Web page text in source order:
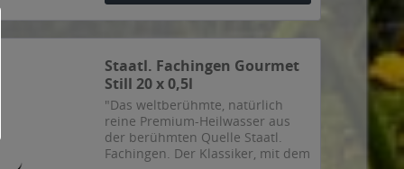
Staatl. Fachingen Gourmet
Still 20 x 0,5l
"Das weltberühmte, natürlich
reine Premium-Heilwasser aus
der berühmten Quelle Staatl.
Fachingen. Der Klassiker, mit dem